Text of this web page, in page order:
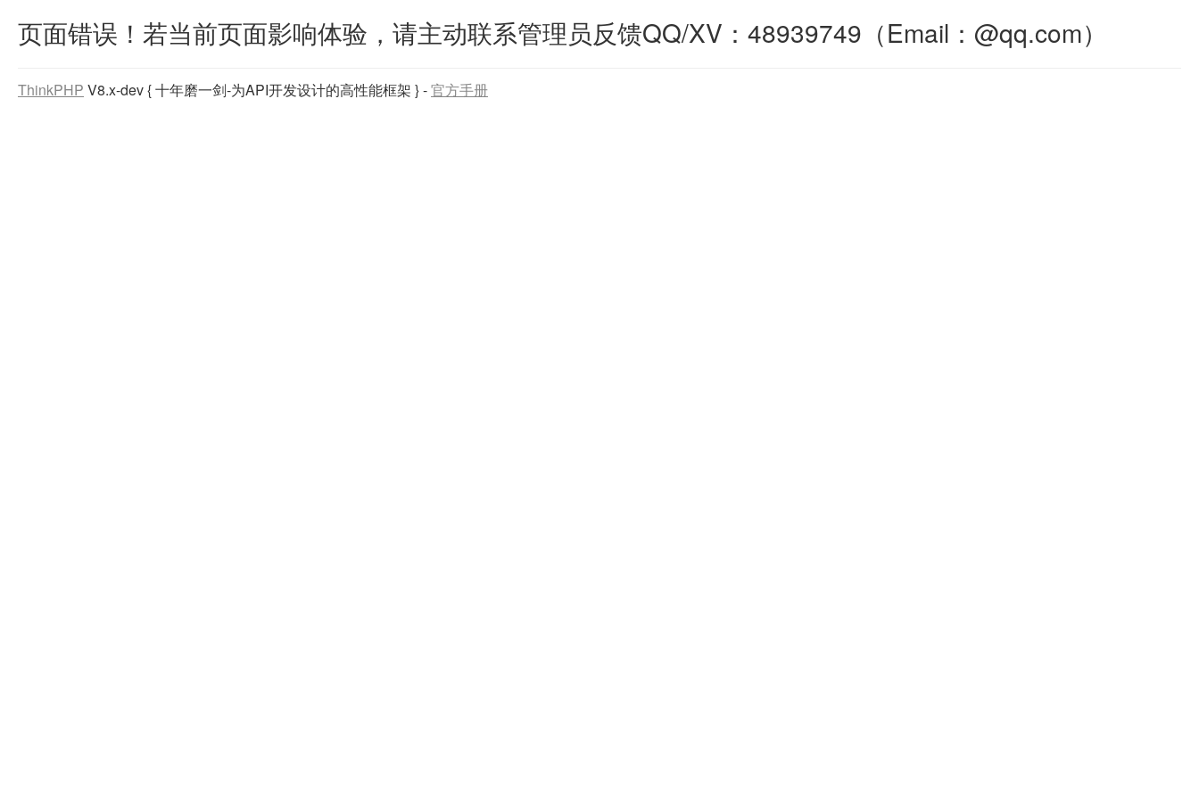
页面错误！若当前页面影响体验，请主动联系管理员反馈QQ/XV：48939749（Email：@qq.com）
ThinkPHP V8.x-dev{ 十年磨一剑-为API开发设计的高性能框架 }-官方手册